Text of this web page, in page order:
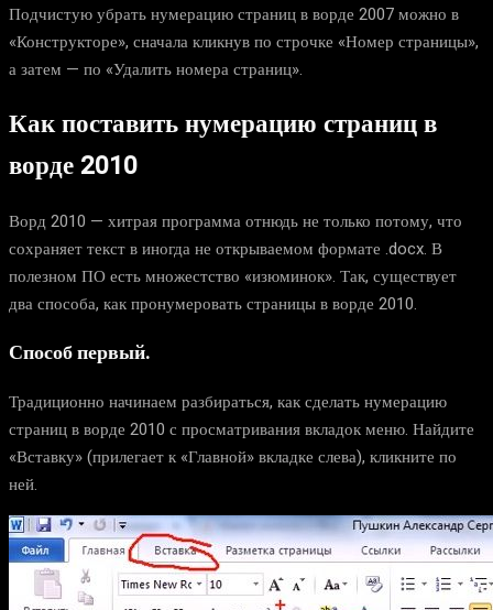
Подчистую убрать нумерацию страниц в ворде 2007 можно в
«Конструкторе», сначала кликнув по строчке «Номер страницы»,
а затем — по «Удалить номера страниц».
Как поставить нумерацию страниц в
ворде 2010
Ворд 2010 — хитрая программа отнюдь не только потому, что
сохраняет текст в иногда не открываемом формате .docx. В
полезном ПО есть множестство «изюминок». Так, существует
два способа, как пронумеровать страницы в ворде 2010.
Способ первый.
Традиционно начинаем разбираться, как сделать нумерацию
страниц в ворде 2010 с просматривания вкладок меню. Найдите
«Вставку» (прилегает к «Главной» вкладке слева), кликните по
ней.